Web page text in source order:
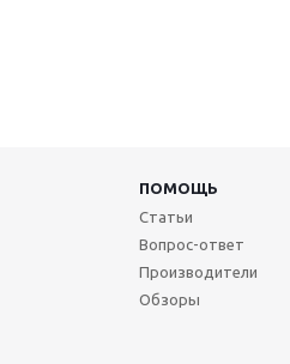
ПОМОЩЬ
Статьи
Вопрос-ответ
Производители
Обзоры